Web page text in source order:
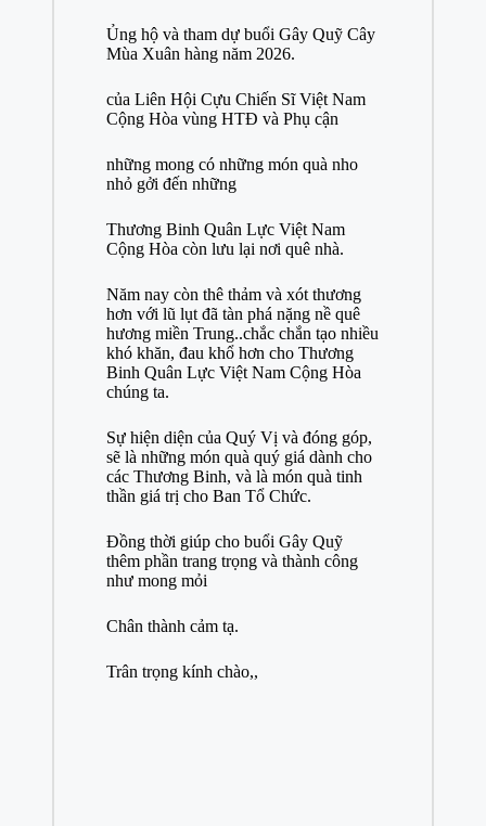
Ủng hộ và tham dự buổi Gây Quỹ Cây
Mùa Xuân hàng năm 2026.
của Liên Hội Cựu Chiến Sĩ Việt Nam
Cộng Hòa vùng HTĐ và Phụ cận
những mong có những món quà nho
nhỏ gởi đến những
Thương Binh Quân Lực Việt Nam
Cộng Hòa còn lưu lại nơi quê nhà.
Năm nay còn thê thảm và xót thương
hơn với lũ lụt đã tàn phá nặng nề quê
hương miền Trung..chắc chắn tạo nhiều
khó khăn, đau khổ hơn cho Thương
Binh Quân Lực Việt Nam Cộng Hòa
chúng ta.
Sự hiện diện của Quý Vị và đóng góp,
sẽ là những món quà quý giá dành cho
các Thương Binh, và là món quà tinh
thần giá trị cho Ban Tổ Chức.
Đồng thời giúp cho buổi Gây Quỹ
thêm phần trang trọng và thành công
như mong mỏi
Chân thành cảm tạ.
Trân trọng kính chào,,